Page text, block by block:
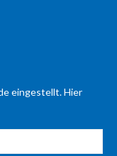
eingestellt. Hier